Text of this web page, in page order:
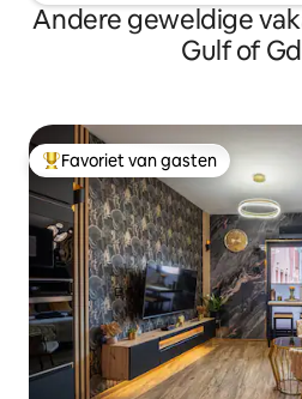
Andere geweldige
Gulf of
Topfavoriet van gasten
Favoriet van gasten